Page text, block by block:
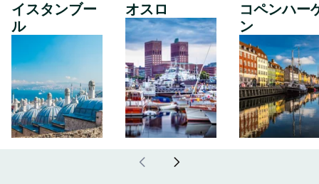
イスタンブー
ル
オスロ
コペンハー
ン